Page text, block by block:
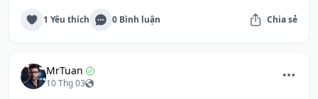
1 Yêu thích 0 Bình luận Chia sẻ
MrTuan
10 Thg 03